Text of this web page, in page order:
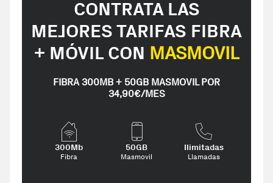
CONTRATA LAS
MEJORES TARIFAS FIBRA
+ MÓVIL CON MASMOVIL
FIBRA 300MB + 50GB MASMOVIL POR
34,90€/MES
300Mb
Fibra
50GB
Masmovil
Ilimitadas
Llamadas